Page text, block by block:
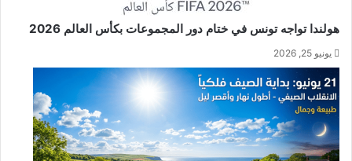
هولندا تواجه تونس في ختام دور المجموعات بكأس العالم 2026
يونيو 25, 2026